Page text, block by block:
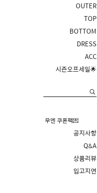
OUTER
TOP
BOTTOM
DRESS
ACC
시즌오프세일🌟
무엔 쿠폰팩💌
공지사항
Q&A
상품리뷰
입고지연